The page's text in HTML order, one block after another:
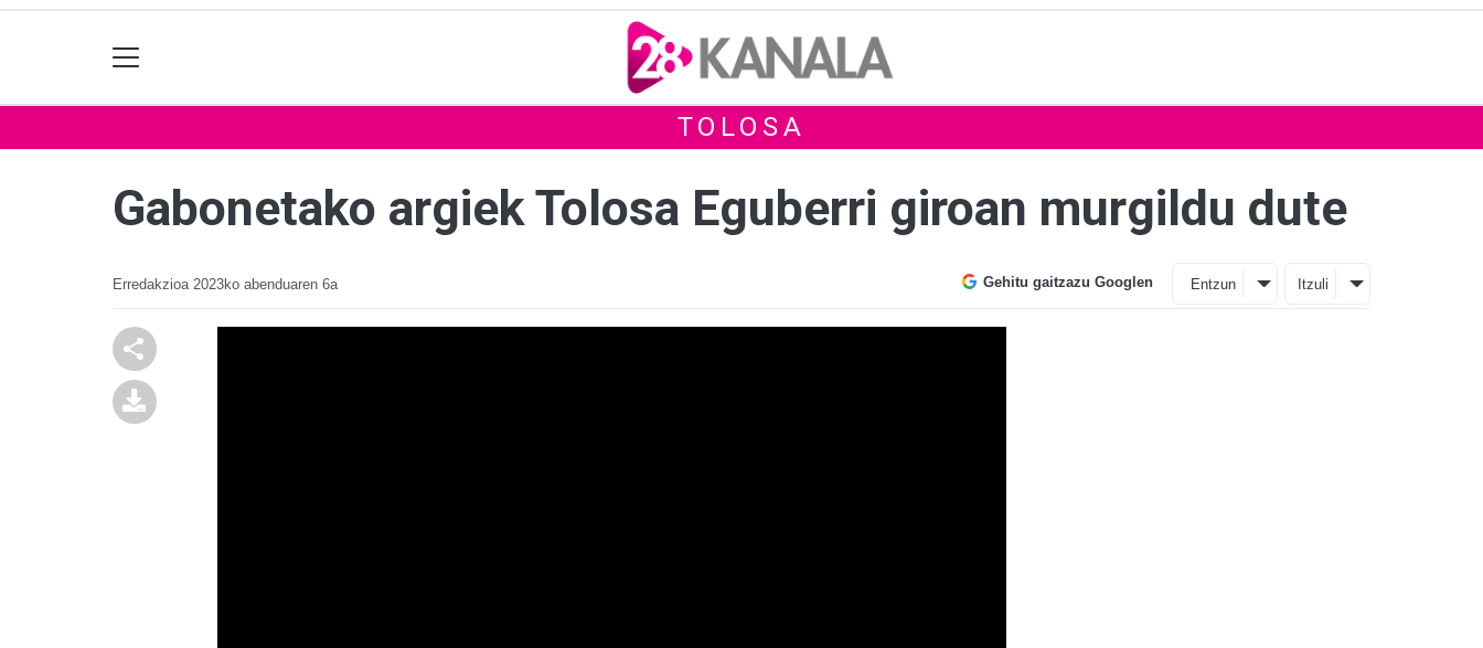
TOLOSA
Gabonetako argiek Tolosa Eguberri giroan murgildu dute
Erredakzioa 2023ko abenduaren 6a Gehitu gaitzazu Googlen Entzun Itzuli